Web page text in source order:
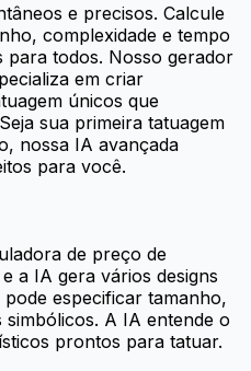
e precisos. Calcule
complexidade e tempo
todos. Nosso gerador
em criar
únicos que
sua primeira tatuagem
nossa IA avançada
para você.
de preço de
a IA gera vários designs
especificar tamanho,
A IA entende o
prontos para tatuar.